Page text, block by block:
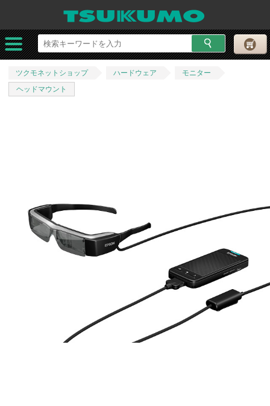
ツクモネットショップ ハードウェア
モニター
ヘッドマウント